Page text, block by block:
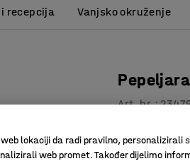
i recepcija Vanjsko okruženje
Art. br.:
Uključeni
lokaciji da radi pravilno, personalizirali
web promet. Također dijelimo